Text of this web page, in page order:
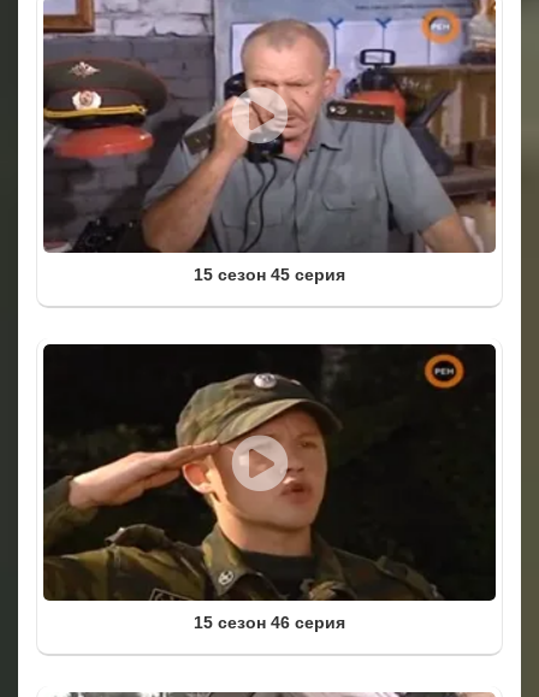
15 сезон 45 серия
15 сезон 46 серия